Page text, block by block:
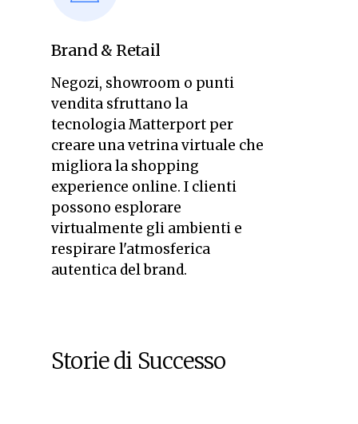
Brand & Retail
Negozi, showroom o punti
vendita sfruttano la
tecnologia Matterport per
creare una vetrina virtuale che
migliora la shopping
experience online. I clienti
possono esplorare
virtualmente gli ambienti e
respirare l'atmosferica
autentica del brand.
Storie di Successo